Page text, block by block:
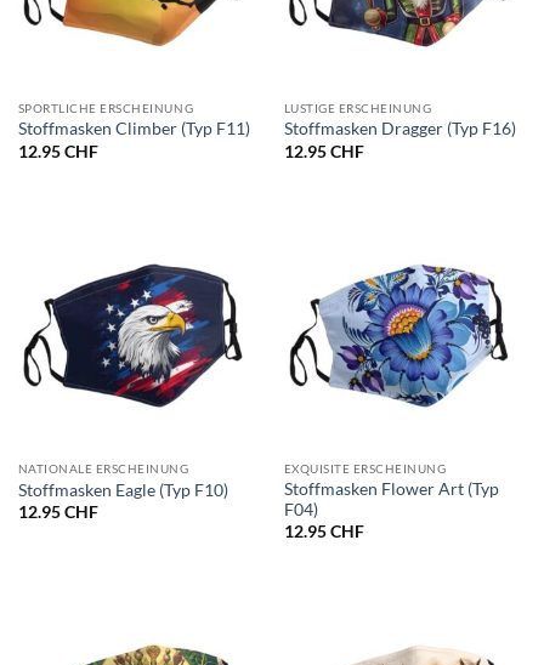
SPORTLICHE ERSCHEINUNG
Stoffmasken Climber (Typ F11)
12.95CHF
LUSTIGE ERSCHEINUNG
Stoffmasken Dragger (Typ F16)
12.95CHF
NATIONALE ERSCHEINUNG
Stoffmasken Eagle (Typ F10)
12.95CHF
EXQUISITE ERSCHEINUNG
Stoffmasken Flower Art (Typ
F04)
12.95CHF